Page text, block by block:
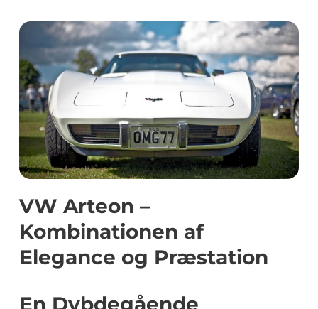
VW Arteon –
Kombinationen af
Elegance og Præstation
En Dybdegående